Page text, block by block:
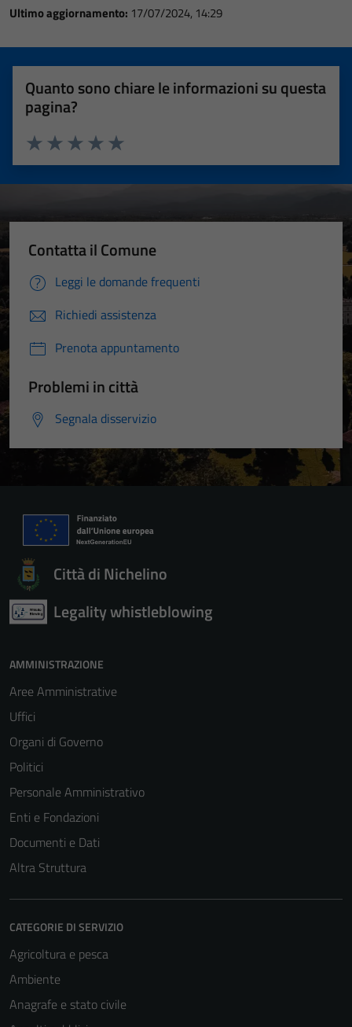
Ultimo aggiornamento: 17/07/2024, 14:29
Quanto sono chiare le informazioni su questa
pagina?
Valuta 5 stelle su 5
Valuta 4 stelle su 5
Valuta 3 stelle su 5
Valuta 2 stelle su 5
Valuta 1 stelle su 5
Contatta il Comune
Leggi le domande frequenti
Richiedi assistenza
Prenota appuntamento
Problemi in città
Segnala disservizio
Città di Nichelino
Legality whistleblowing
AMMINISTRAZIONE
Aree Amministrative
Uffici
Organi di Governo
Politici
Personale Amministrativo
Enti e Fondazioni
Documenti e Dati
Altra Struttura
CATEGORIE DI SERVIZIO
Agricoltura e pesca
Ambiente
Anagrafe e stato civile